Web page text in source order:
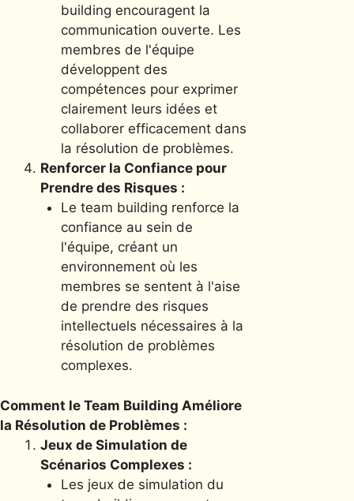
building encouragent la
communication ouverte. Les
membres de l'équipe
développent des
compétences pour exprimer
clairement leurs idées et
collaborer efficacement dans
la résolution de problèmes.
Renforcer la Confiance pour
Prendre des Risques :
Le team building renforce la
confiance au sein de
l'équipe, créant un
environnement où les
membres se sentent à l'aise
de prendre des risques
intellectuels nécessaires à la
résolution de problèmes
complexes.
Comment le Team Building Améliore
la Résolution de Problèmes :
Jeux de Simulation de
Scénarios Complexes :
Les jeux de simulation du